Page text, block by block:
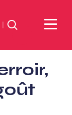
Suchen